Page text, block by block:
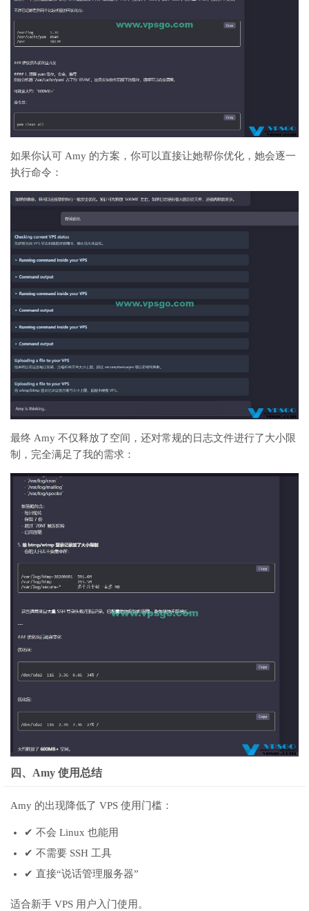
如果你认可 Amy 的方案，你可以直接让她帮你优化，她会逐一
执行命令：
最终 Amy 不仅释放了空间，还对常规的日志文件进行了大小限
制，完全满足了我的需求：
四、Amy 使用总结
Amy 的出现降低了 VPS 使用门槛：
✔ 不会 Linux 也能用
✔ 不需要 SSH 工具
✔ 直接“说话管理服务器”
适合新手 VPS 用户入门使用。